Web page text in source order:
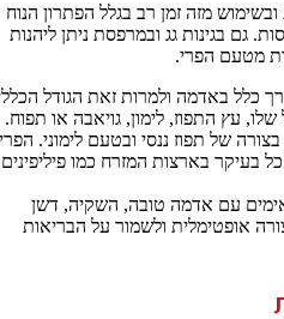
מזה זמן רב בגלל הפתרון הנוח
גם בגינות גג ובמרפסת ניתן ליהנות
מטעם הפרי.
כלל באדמה ולמרות זאת הגודל
עץ התפוז, לימון, גויאבה או תפוח.
של תפוז ננסי ובטעם לימוני. הפרי
בעיקר בארצות המזרח כמו פיליפינים
עם אדמה טובה, השקיה, דשן
אופטימלית ולשמור על הבריאות